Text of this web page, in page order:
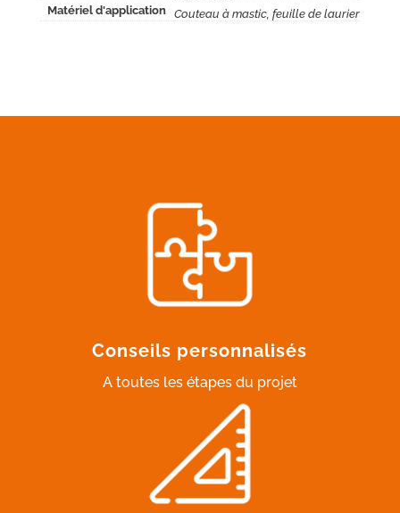
Matériel d'application
Couteau à mastic, feuille de laurier
Conseils personnalisés
A toutes les étapes du projet